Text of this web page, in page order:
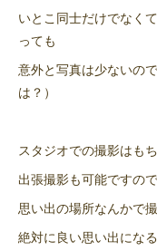
いとこ同士だけでなく
っても
意外と写真は少ないの
は？）
スタジオでの撮影はも
出張撮影も可能ですの
思い出の場所なんかで
絶対に良い思い出にな